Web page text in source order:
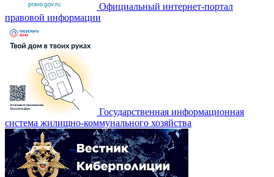
Официальный интернет-портал
правовой информации
Государственная информационная
система жилищно-коммунального хозяйства